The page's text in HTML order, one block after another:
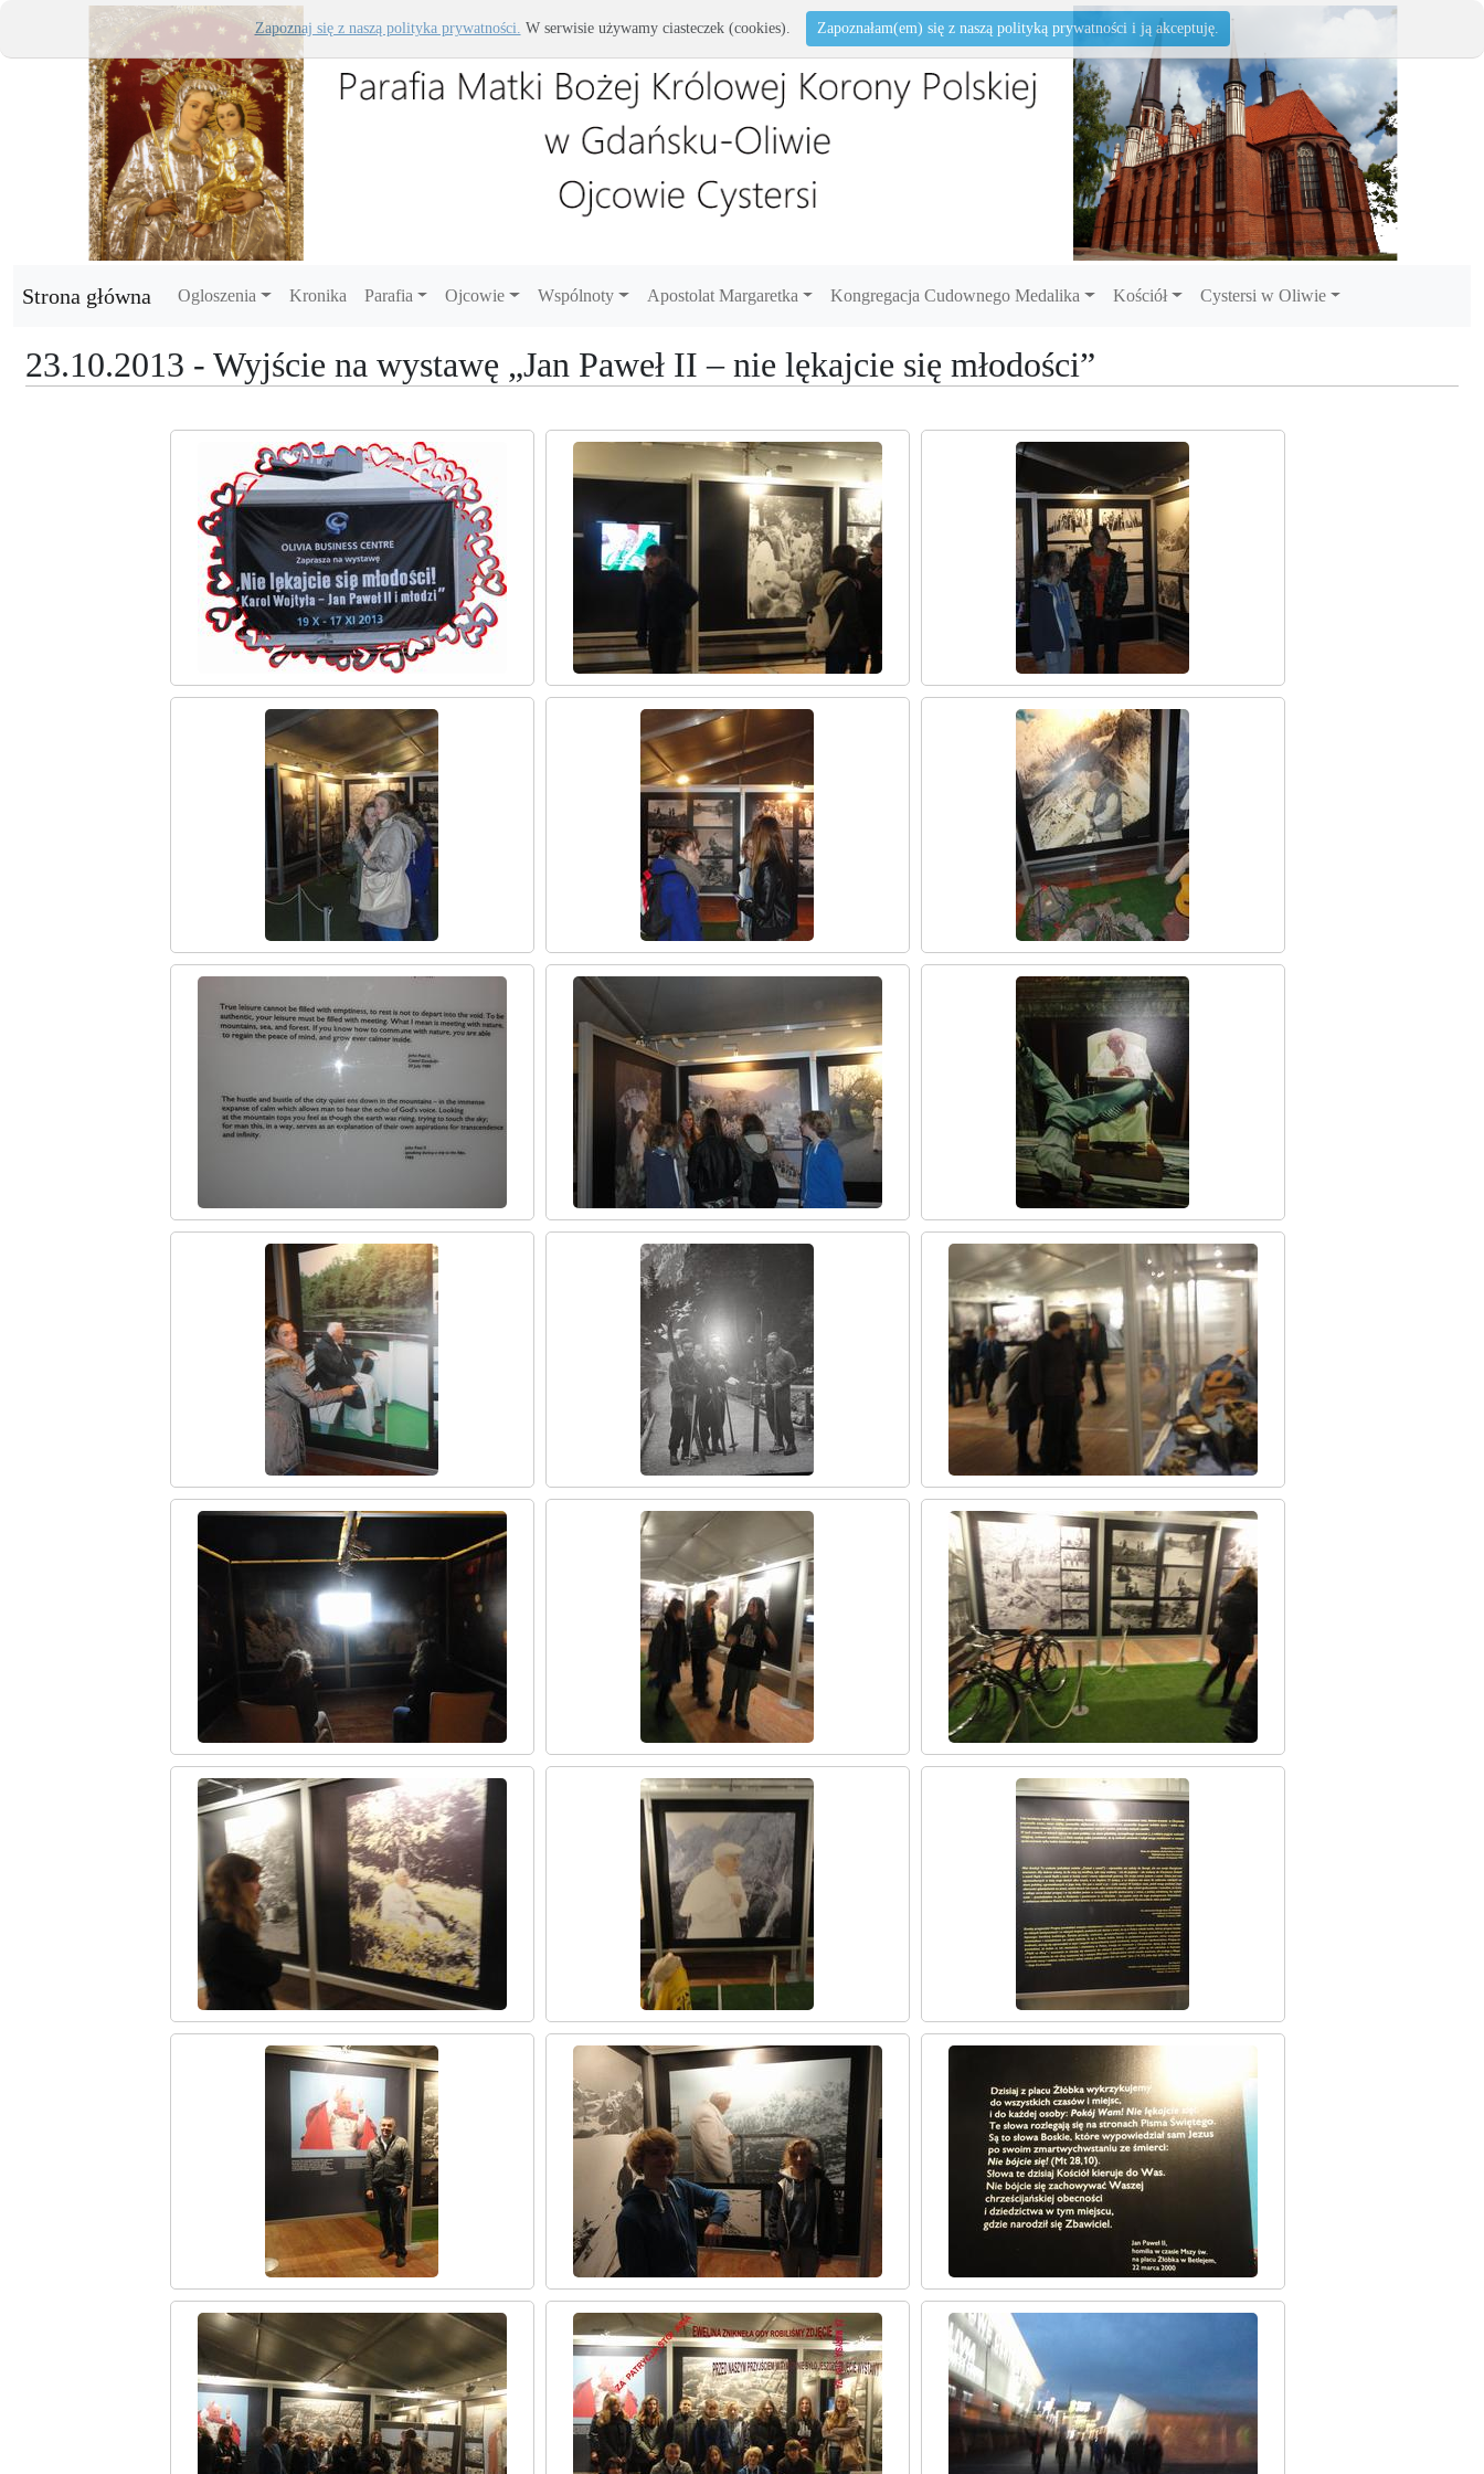
Strona główna Ogloszenia Kronika Parafia Ojcowie Wspólnoty Apostolat Margaretka Kongregacja Cudownego Medalika Kościół Cystersi w Oliwie
23.10.2013 - Wyjście na wystawę „Jan Paweł II – nie lękajcie się młodości”
Zapoznaj się z naszą polityka prywatności. W serwisie używamy ciasteczek (cookies). Zapoznałam(em) się z naszą polityką prywatności i ją akceptuję.